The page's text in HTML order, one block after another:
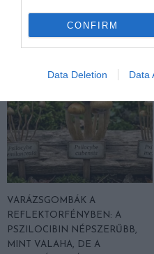
CONFIRM
Data Deletion Data
VARÁZSGOMBÁK A
REFLEKTORFÉNYBEN: A
PSZILOCIBIN NÉPSZERŰBB,
MINT VALAHA, DE A